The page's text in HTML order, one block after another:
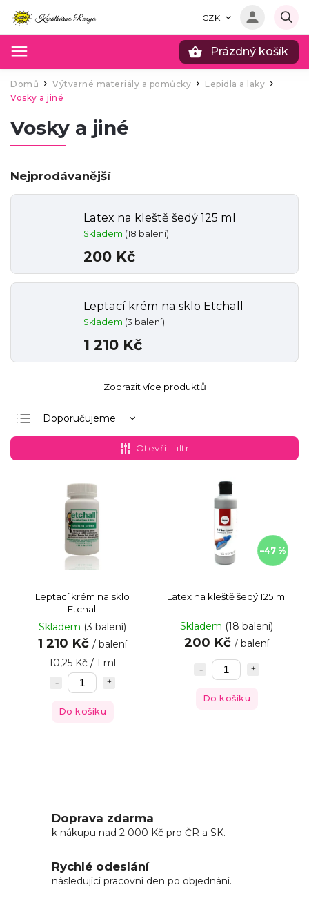
CZK
Prázdný košík
Domů / Výtvarné materiály a pomůcky / Lepidla a laky /
Vosky a jiné
Vosky a jiné
Nejprodávanější
Latex na kleště šedý 125 ml
Skladem (18 balení)
200 Kč
Leptací krém na sklo Etchall
Skladem (3 balení)
1 210 Kč
Zobrazit více produktů
Doporučujeme
Nejlevnější
Nejdražší
Nejprodávanější
Abecedně
Otevřít filtr
Leptací krém na sklo
Etchall
Skladem (3 balení)
1 210 Kč / balení
10,25 Kč / 1 ml
Do košíku
–47 %
Latex na kleště šedý 125 ml
Skladem (18 balení)
200 Kč / balení
Do košíku
Doprava zdarma
k nákupu nad 2 000 Kč pro ČR a SK.
Rychlé odeslání
následující pracovní den po objednání.